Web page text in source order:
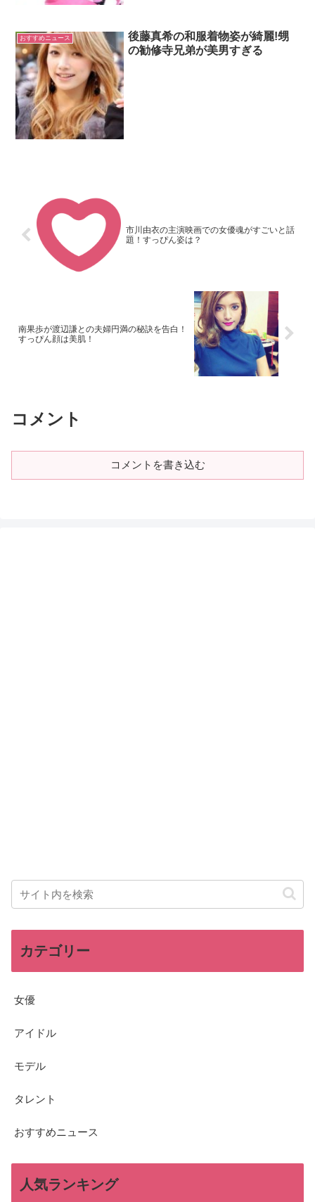
おすすめニュース
後藤真希の和服着物姿が綺麗!甥
の勧修寺兄弟が美男すぎる
市川由衣の主演映画での女優魂がすごいと話
題！すっぴん姿は？
南果歩が渡辺謙との夫婦円満の秘訣を告白！
すっぴん顔は美肌！
コメント
コメントを書き込む
カテゴリー
女優
アイドル
モデル
タレント
おすすめニュース
人気ランキング